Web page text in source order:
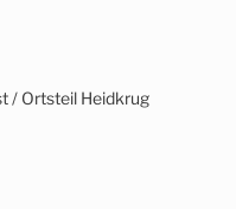
/ Ortsteil Heidkrug